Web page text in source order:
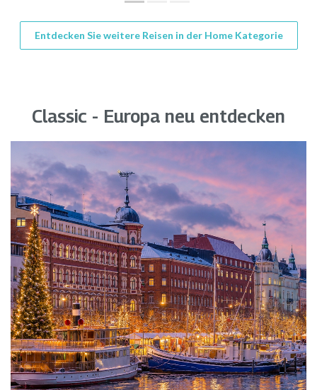
Panoramastraßen – diese Reise vereint Erholung und
unvergessliche Naturerlebnisse.
Entdecken Sie weitere Reisen in der Home Kategorie
Classic - Europa neu entdecken